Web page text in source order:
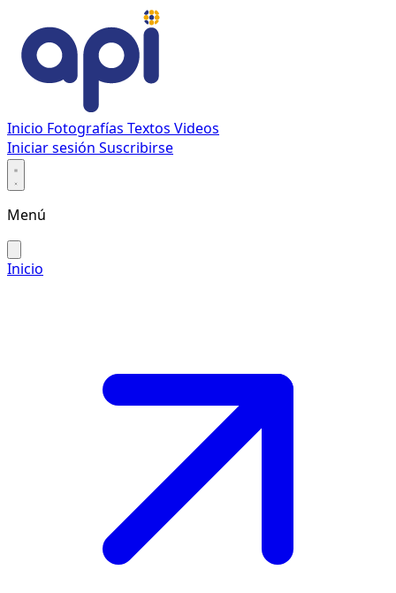
Inicio Fotografías Textos Videos
Iniciar sesión Suscribirse
Menú
Inicio